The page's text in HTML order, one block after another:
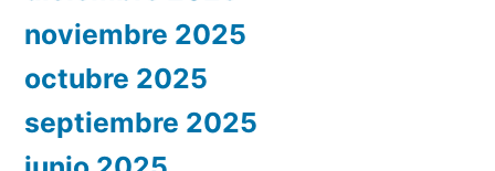
noviembre 2025
octubre 2025
septiembre 2025